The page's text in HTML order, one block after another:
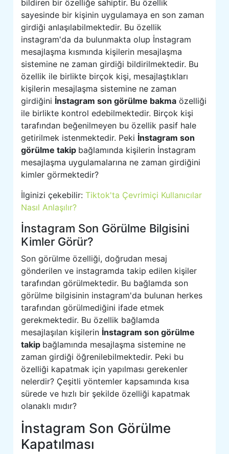
bildiren bir özelliğe sahiptir. Bu özellik
sayesinde bir kişinin uygulamaya en son zaman
girdiği anlaşılabilmektedir. Bu özellik
instagram'da da bulunmakta olup İnstagram
mesajlaşma kısmında kişilerin mesajlaşma
sistemine ne zaman girdiği bildirilmektedir. Bu
özellik ile birlikte birçok kişi, mesajlaştıkları
kişilerin mesajlaşma sistemine ne zaman
girdiğini İnstagram son görülme bakma özelliği
ile birlikte kontrol edebilmektedir. Birçok kişi
tarafından beğenilmeyen bu özellik pasif hale
getirilmek istenmektedir. Peki İnstagram son
görülme takip bağlamında kişilerin İnstagram
mesajlaşma uygulamalarına ne zaman girdiğini
kimler görmektedir?
İlginizi çekebilir:Tiktok'ta Çevrimiçi Kullanıcılar
Nasıl Anlaşılır?
İnstagram Son Görülme Bilgisini
Kimler Görür?
Son görülme özelliği, doğrudan mesaj
gönderilen ve instagramda takip edilen kişiler
tarafından görülmektedir. Bu bağlamda son
görülme bilgisinin instagram'da bulunan herkes
tarafından görülmediğini ifade etmek
gerekmektedir. Bu özellik bağlamda
mesajlaşılan kişilerin İnstagram son görülme
takip bağlamında mesajlaşma sistemine ne
zaman girdiği öğrenilebilmektedir. Peki bu
özelliği kapatmak için yapılması gerekenler
nelerdir? Çeşitli yöntemler kapsamında kısa
sürede ve hızlı bir şekilde özelliği kapatmak
olanaklı mıdır?
İnstagram Son Görülme
Kapatılması